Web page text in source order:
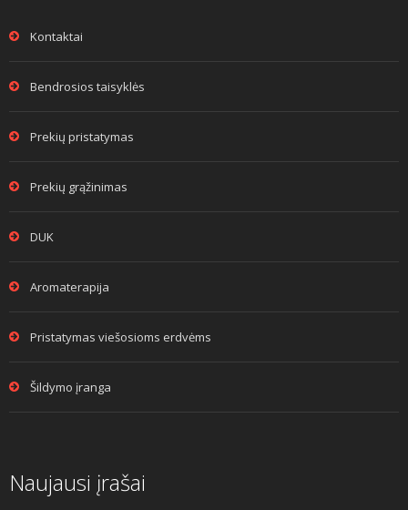
Kontaktai
Bendrosios taisyklės
Prekių pristatymas
Prekių grąžinimas
DUK
Aromaterapija
Pristatymas viešosioms erdvėms
Šildymo įranga
Naujausi įrašai